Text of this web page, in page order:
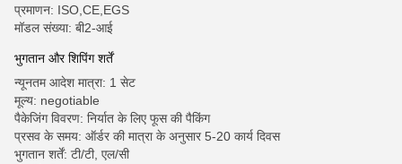
प्रमाणन: ISO,CE,EGS
मॉडल संख्या: बी2-आई
भुगतान और शिपिंग शर्तें
न्यूनतम आदेश मात्रा: 1 सेट
मूल्य: negotiable
पैकेजिंग विवरण: निर्यात के लिए फूस की पैकिंग
प्रसव के समय: ऑर्डर की मात्रा के अनुसार 5-20 कार्य दिवस
भुगतान शर्तें: टी/टी, एल/सी